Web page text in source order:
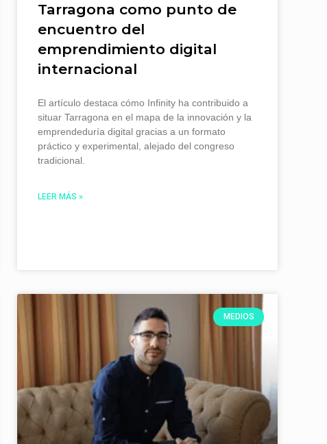
Tarragona como punto de
encuentro del
emprendimiento digital
internacional
El artículo destaca cómo Infinity ha contribuido a
situar Tarragona en el mapa de la innovación y la
emprendeduría digital gracias a un formato
práctico y experimental, alejado del congreso
tradicional.
LEER MÁS »
MEDIOS